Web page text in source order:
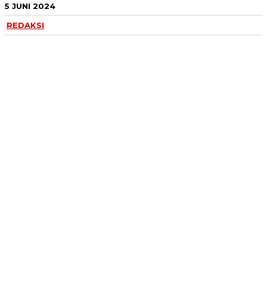
5 JUNI 2024
REDAKSI